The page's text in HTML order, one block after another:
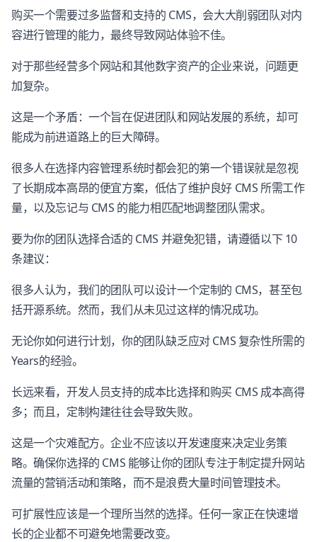
购买一个需要过多监督和支持的 CMS，会大大削弱团队对内
容进行管理的能力，最终导致网站体验不佳。
对于那些经营多个网站和其他数字资产的企业来说，问题更
加复杂。
这是一个矛盾：一个旨在促进团队和网站发展的系统，却可
能成为前进道路上的巨大障碍。
很多人在选择内容管理系统时都会犯的第一个错误就是忽视
了长期成本高昂的便宜方案，低估了维护良好 CMS 所需工作
量，以及忘记与 CMS 的能力相匹配地调整团队需求。
要为你的团队选择合适的 CMS 并避免犯错，请遵循以下 10
条建议：
很多人认为，我们的团队可以设计一个定制的 CMS，甚至包
括开源系统。然而，我们从未见过这样的情况成功。
无论你如何进行计划，你的团队缺乏应对 CMS 复杂性所需的
Years的经验。
长远来看，开发人员支持的成本比选择和购买 CMS 成本高得
多；而且，定制构建往往会导致失败。
这是一个灾难配方。企业不应该以开发速度来决定业务策
略。确保你选择的 CMS 能够让你的团队专注于制定提升网站
流量的营销活动和策略，而不是浪费大量时间管理技术。
可扩展性应该是一个理所当然的选择。任何一家正在快速增
长的企业都不可避免地需要改变。